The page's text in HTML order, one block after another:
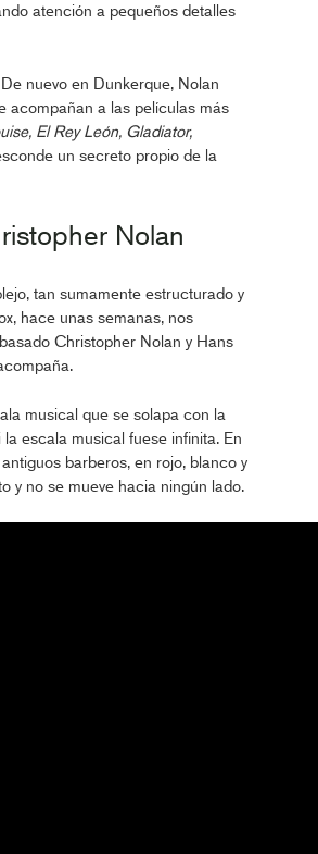
atención a pequeños detalles
nuevo en Dunkerque, Nolan
acompañan a las películas más
El Rey León, Gladiator,
un secreto propio de la
Nolan
tan sumamente estructurado y
hace unas semanas, nos
Christopher Nolan y Hans
musical que se solapa con la
escala musical fuese infinita. En
barberos, en rojo, blanco y
y no se mueve hacia ningún lado.